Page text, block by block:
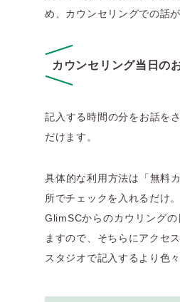
め、カウンセリングでの話
カウンセリング当日の
記入する時間の分をお話を
だけます。
具体的な利用方法は「無料
所でチェックを入れるだけ。
GlimSCからのカウリング
ますので、そちらにアクセ
スタジオで記入するより色